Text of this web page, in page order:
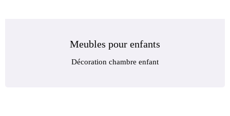
Meubles pour enfants
Décoration chambre enfant